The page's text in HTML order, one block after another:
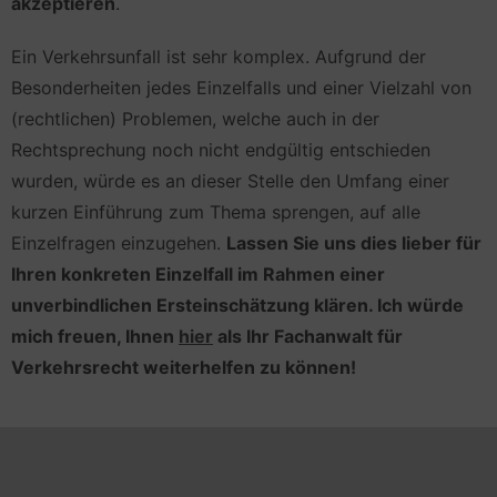
Ein Verkehrsunfall ist sehr komplex. Aufgrund der
Besonderheiten jedes Einzelfalls und einer Vielzahl von
(rechtlichen) Problemen, welche auch in der
Rechtsprechung noch nicht endgültig entschieden
wurden, würde es an dieser Stelle den Umfang einer
kurzen Einführung zum Thema sprengen, auf alle
Einzelfragen einzugehen. Lassen Sie uns dies lieber für
Ihren konkreten Einzelfall im Rahmen einer
unverbindlichen Ersteinschätzung klären. Ich würde
mich freuen, Ihnen hier als Ihr Fachanwalt für
Verkehrsrecht weiterhelfen zu können!